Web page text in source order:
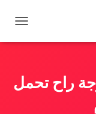
ب
ل
ا
راح تحمل